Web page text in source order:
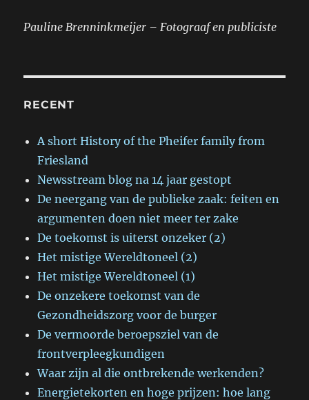
Pauline Brenninkmeijer – Fotograaf en publiciste
RECENT
A short History of the Pheifer family from
Friesland
Newsstream blog na 14 jaar gestopt
De neergang van de publieke zaak: feiten en
argumenten doen niet meer ter zake
De toekomst is uiterst onzeker (2)
Het mistige Wereldtoneel (2)
Het mistige Wereldtoneel (1)
De onzekere toekomst van de
Gezondheidszorg voor de burger
De vermoorde beroepsziel van de
frontverpleegkundigen
Waar zijn al die ontbrekende werkenden?
Energietekorten en hoge prijzen: hoe lang